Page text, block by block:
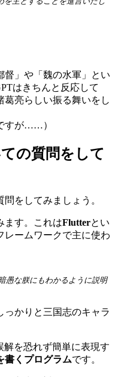
督」や「魏の水軍」とい
はきちんと反応して
葛亮らしい振る舞いをし
すが……）
の質問をして
をしてみましょう。
ます。これはFlutterとい
レームワークで主に使わ
な朕にもわかるように説明
っかりと三国志のキャラ
解を恐れず簡単に表現す
書くプログラムです。